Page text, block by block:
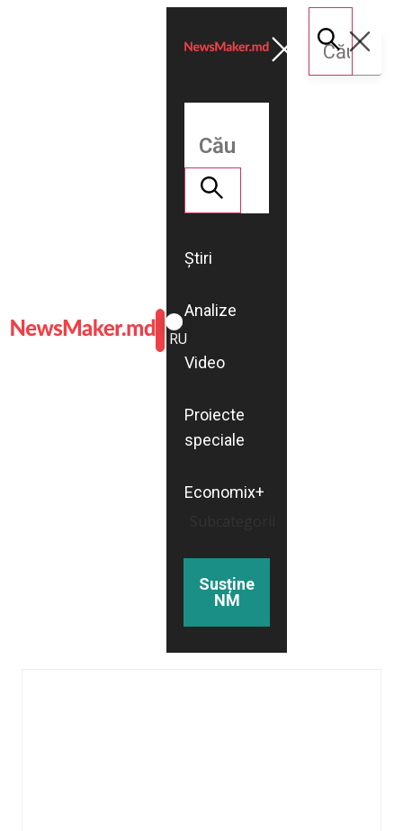
ROMÂNĂ
RU
Știri
Analize
Video
Proiecte
speciale
Economix+
Susține
NM